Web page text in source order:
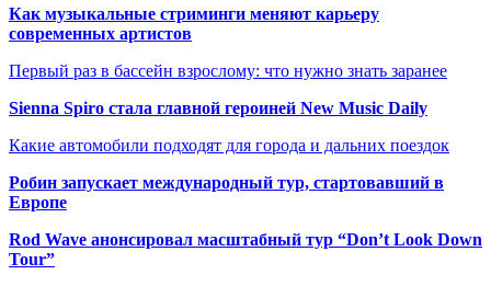
Как музыкальные стриминги меняют карьеру
современных артистов
Первый раз в бассейн взрослому: что нужно знать заранее
Sienna Spiro стала главной героиней New Music Daily
Какие автомобили подходят для города и дальних поездок
Робин запускает международный тур, стартовавший в
Европе
Rod Wave анонсировал масштабный тур “Don’t Look Down
Tour”